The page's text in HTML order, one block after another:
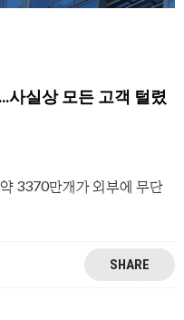
사실상 모든 고객 털렸
3370만개가 외부에 무단
SHARE